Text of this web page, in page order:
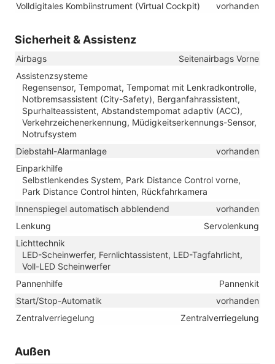
Volldigitales Kombiinstrument (Virtual Cockpit) vorhanden
Sicherheit & Assistenz
Airbags
Seitenairbags Vorne
Assistenzsysteme
Regensensor, Tempomat, Tempomat mit Lenkradkontrolle,
Notbremsassistent (City-Safety), Berganfahrassistent,
Spurhalteassistent, Abstandstempomat adaptiv (ACC),
Verkehrzeichenerkennung, Müdigkeitserkennungs-Sensor,
Notrufsystem
Diebstahl-Alarmanlage
vorhanden
Einparkhilfe
Selbstlenkendes System, Park Distance Control vorne,
Park Distance Control hinten, Rückfahrkamera
Innenspiegel automatisch abblendend
vorhanden
Lenkung
Servolenkung
Lichttechnik
LED-Scheinwerfer, Fernlichtassistent, LED-Tagfahrlicht,
Voll-LED Scheinwerfer
Pannenhilfe
Pannenkit
Start/Stop-Automatik
vorhanden
Zentralverriegelung
Zentralverriegelung
Außen